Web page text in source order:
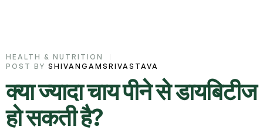
HEALTH & NUTRITION
POST BY SHIVANGAMSRIVASTAVA
क्या ज्यादा चाय पीने से डायबिटीज
हो सकती है?